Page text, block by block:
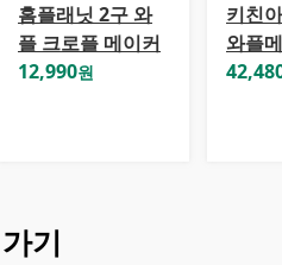
홈플래닛 2구 와
플 크로플 메이커
12,990원
키친
와플
기